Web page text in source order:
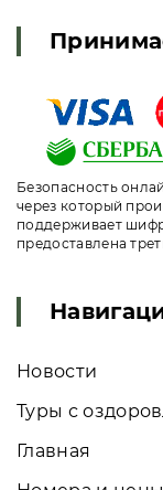
Безопасность
через который
поддерживает
предоставлена
Новости
Туры с
Главная